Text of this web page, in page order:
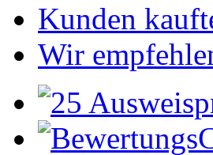
Kunden
Wir